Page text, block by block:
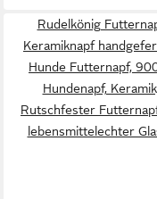
Rudelkönig
Keramiknapf
Hunde Futternapf,
Hundenapf,
Rutschfester
lebensmittelechter